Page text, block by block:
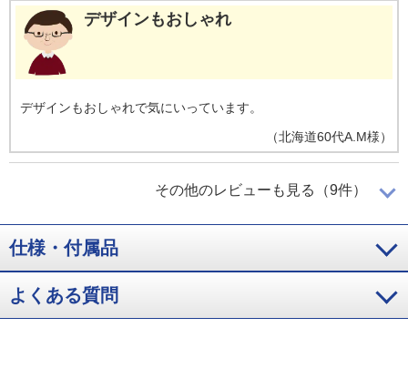
デザインもおしゃれ
デザインもおしゃれで気にいっています。
（北海道60代A.M様）
思ったよりゴ－ジャス
Y.K様）
その他のレビューも見る（9件）
仕様・付属品
よくある質問